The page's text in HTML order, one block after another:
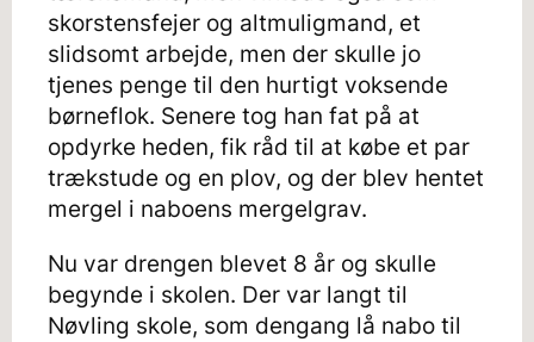
skorstensfejer og altmuligmand, et
slidsomt arbejde, men der skulle jo
tjenes penge til den hurtigt voksende
børneflok. Senere tog han fat på at
opdyrke heden, fik råd til at købe et par
trækstude og en plov, og der blev hentet
mergel i naboens mergelgrav.
Nu var drengen blevet 8 år og skulle
begynde i skolen. Der var langt til
Nøvling skole, som dengang lå nabo til